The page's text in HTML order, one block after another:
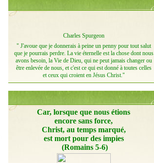
Charles Spurgeon
" J'avoue que je donnerais à peine un penny pour tout salut
que je pourrais perdre. La vie éternelle est la chose dont nous
avons besoin, la Vie de Dieu, qui ne peut jamais changer ou
être enlevée de nous, et c'est ce qui est donné à toutes celles
et ceux qui croient en Jésus Christ."
Car, lorsque que nous étions
encore sans force,
Christ, au temps marqué,
est mort pour des impies
(Romains 5-6)